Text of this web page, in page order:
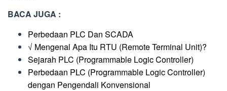
BACA JUGA :
Perbedaan PLC Dan SCADA
√ Mengenal Apa Itu RTU (Remote Terminal Unit)?
Sejarah PLC (Programmable Logic Controller)
Perbedaan PLC (Programmable Logic Controller)
dengan Pengendali Konvensional